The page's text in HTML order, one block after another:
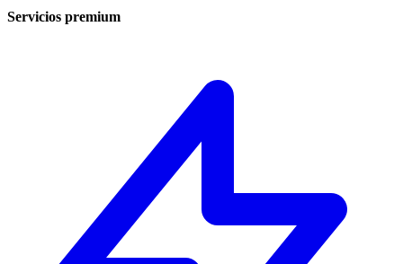
Servicios premium